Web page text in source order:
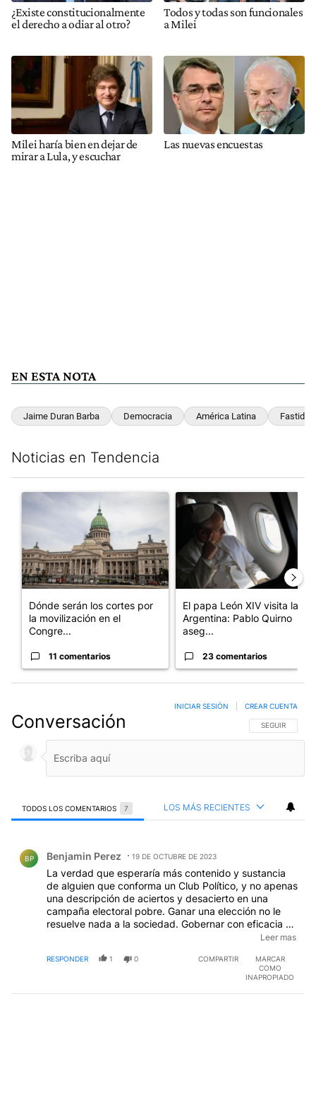
¿Existe constitucionalmente
el derecho a odiar al otro?
Todos y todas son funcionales
a Milei
Milei haría bien en dejar de
mirar a Lula, y escuchar
Las nuevas encuestas
EN ESTA NOTA
Jaime Duran Barba Democracia América Latina Fastidio
Noticias en Tendencia
Un artículo de tendencia con el título "Dónde serán los cortes
Dónde serán los cortes por
la movilización en el
Congre...
11 comentarios
Un artículo de tendencia
El papa León XIV visita la
Argentina: Pablo Quirno
aseg...
23 comentarios
Conversación SIGA ESTA
SEGUIR
INICIAR SESIÓN CREAR CUENTA
TODOS LOS COMENTARIOS 7 LOS MÁS RECIENTES
BP Benjamin Perez 19 DE OCTUBRE DE 2023
La verdad que esperaría más contenido y sustancia
de alguien que conforma un Club Político, y no apenas
una descripción de aciertos y desacierto en una
campaña electoral pobre. Ganar una elección no le
resuelve nada a la sociedad. Gobernar con eficacia si.
Quizás no observó que está mas cerca del museo que
Leer mas
RESPONDER 1 0 COMPARTIR
MARCAR
COMO
INAPROPIADO